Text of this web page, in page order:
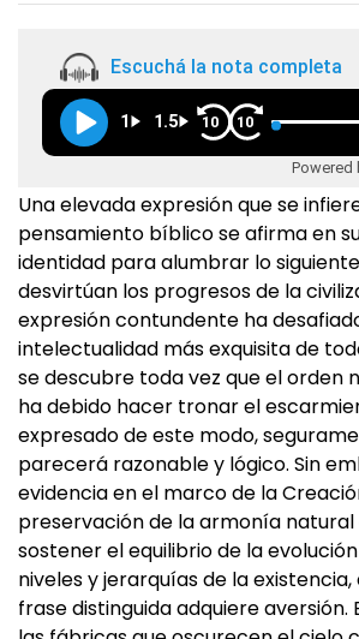
Escuchá la nota completa
1 1.5 10 10
Powered
Una elevada expresión que se
pensamiento bíblico se afirma en
identidad para alumbrar lo
desvirtúan los progresos de la
expresión contundente ha
intelectualidad más exquisita de
se descubre toda vez que el orden
ha debido hacer tronar el
expresado de este modo,
parecerá razonable y lógico. Sin
evidencia en el marco de la
preservación de la armonía natural
sostener el equilibrio de la
niveles y jerarquías de la
frase distinguida adquiere aversión.